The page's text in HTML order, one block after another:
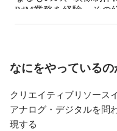
PdM業務を経験。その
作のPdM業務を担当。
なにをやっているの
クリエイティブリソース
アナログ・デジタルを問
現する